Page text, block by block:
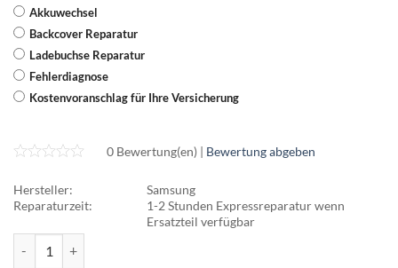
Akkuwechsel
Backcover Reparatur
Ladebuchse Reparatur
Fehlerdiagnose
Kostenvoranschlag für Ihre Versicherung
0 Bewertung(en) | Bewertung abgeben
Hersteller:
Samsung
Reparaturzeit:
1-2 Stunden Expressreparatur wenn
Ersatzteil verfügbar